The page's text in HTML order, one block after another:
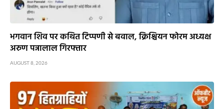
भगवान शिव पर कथित टिप्पणी से बवाल, क्रिश्चियन फोरम अध्यक्ष
अरुण पन्नालाल गिरफ्तार
AUGUST 8, 2026